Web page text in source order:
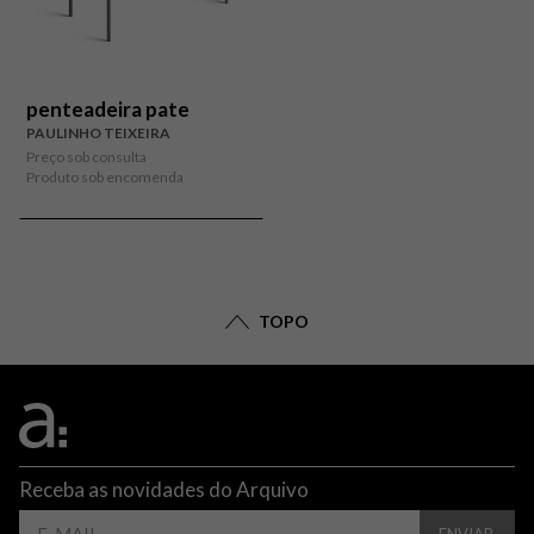
penteadeira pate
PAULINHO TEIXEIRA
Preço sob consulta
Produto sob encomenda
TOPO
Receba as novidades do Arquivo